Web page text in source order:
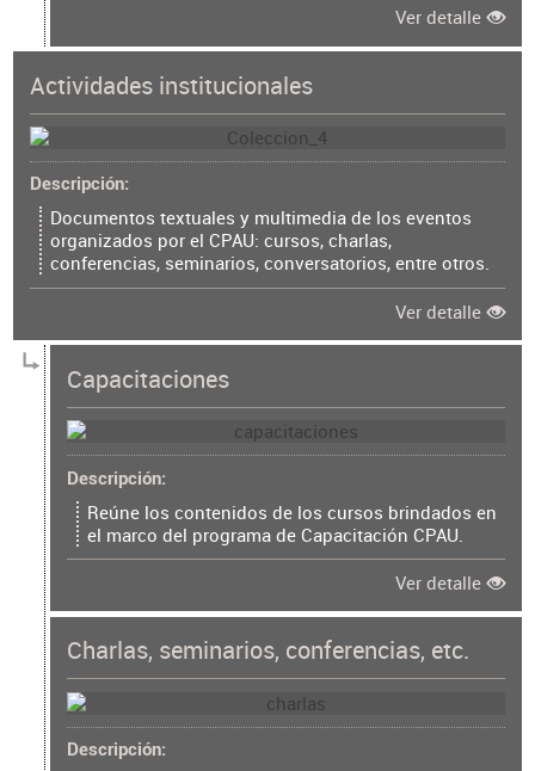
Ver detalle
Actividades institucionales
Descripción
Documentos textuales y multimedia de los eventos
organizados por el CPAU: cursos, charlas,
conferencias, seminarios, conversatorios, entre otros.
Ver detalle
Capacitaciones
Descripción
Reúne los contenidos de los cursos brindados en
el marco del programa de Capacitación CPAU.
Ver detalle
Charlas, seminarios, conferencias, etc.
Descripción